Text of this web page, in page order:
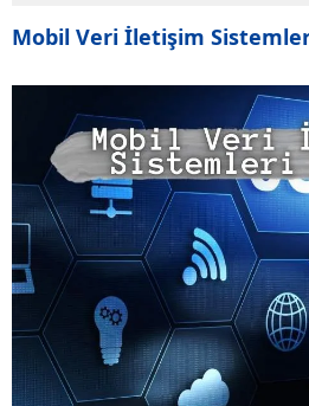
Mobil Veri İletişim